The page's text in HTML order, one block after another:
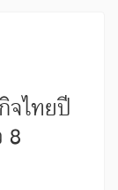
จไทยปี
8